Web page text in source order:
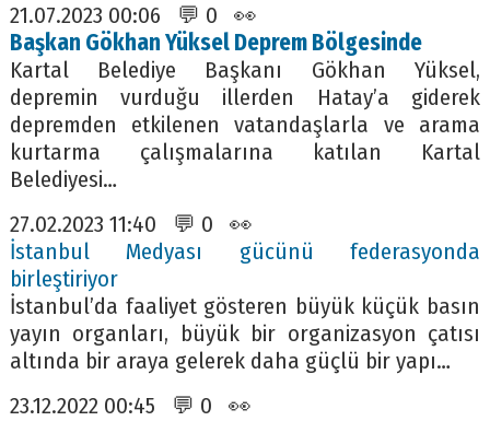
21.07.2023 00:06 💬 0 👀
Başkan Gökhan Yüksel Deprem Bölgesinde
Kartal Belediye Başkanı Gökhan Yüksel,
depremin vurduğu illerden Hatay’a giderek
depremden etkilenen vatandaşlarla ve arama
kurtarma çalışmalarına katılan Kartal
Belediyesi…
27.02.2023 11:40 💬 0 👀
İstanbul Medyası gücünü federasyonda
birleştiriyor
İstanbul’da faaliyet gösteren büyük küçük basın
yayın organları, büyük bir organizasyon çatısı
altında bir araya gelerek daha güçlü bir yapı…
23.12.2022 00:45 💬 0 👀